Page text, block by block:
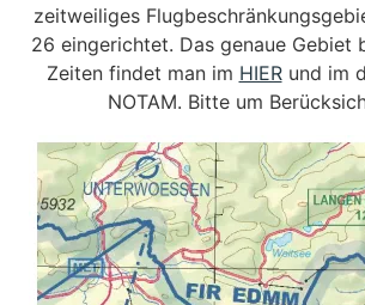
zeitweiliges
26 eingerichtet. Das genaue Gebiet
Zeiten findet man im HIERund im
NOTAM. Bitte um